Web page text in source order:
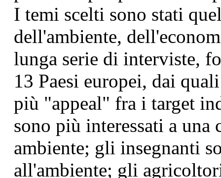
I temi scelti sono stati
dell'ambiente,
lunga serie di interviste,
13 Paesi europei, dai
più "appeal" fra i target
sono più interessati a una
ambiente; gli insegnanti
all'ambiente; gli